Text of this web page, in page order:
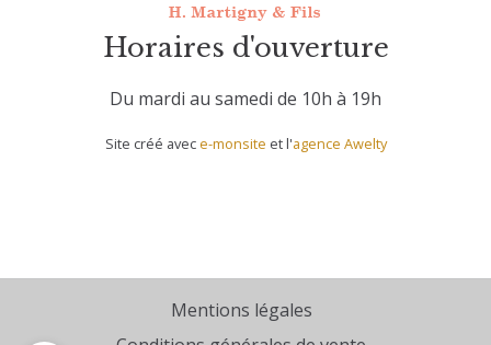
Horaires d'ouverture
Du mardi au samedi de 10h à 19h
Site créé avece-monsite et l'agence Awelty
Mentions légales